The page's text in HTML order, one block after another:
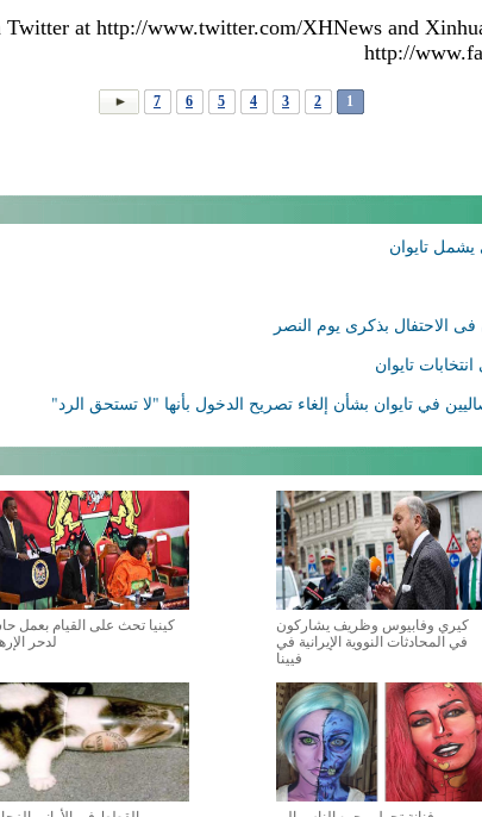
Twitter at http://www.twitter.com/XHNews and
http://
1
2
3
4
5
6
7
تايوان
الاحتفال بذكرى يوم النصر
تايوان
في تايوان بشأن إلغاء تصريح الدخول بأنها "لا تستحق الرد"
كيري وفابيوس وظريف يشاركون
في المحادثات النووية الإيرانية في
فيينا
كينيا تحث على القيام بعمل
لدحر